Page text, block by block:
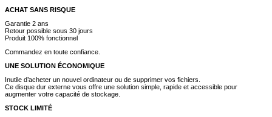
ACHAT SANS RISQUE
Garantie 2 ans
Retour possible sous 30 jours
Produit 100% fonctionnel
Commandez en toute confiance.
UNE SOLUTION ÉCONOMIQUE
Inutile d’acheter un nouvel ordinateur ou de supprimer vos fichiers.
Ce disque dur externe vous offre une solution simple, rapide et accessible pour
augmenter votre capacité de stockage.
STOCK LIMITÉ